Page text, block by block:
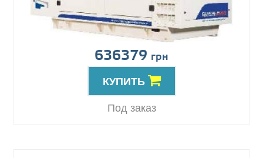
636379 грн
КУПИТЬ
Под заказ